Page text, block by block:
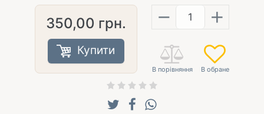
350,00 грн.
Купити
− +